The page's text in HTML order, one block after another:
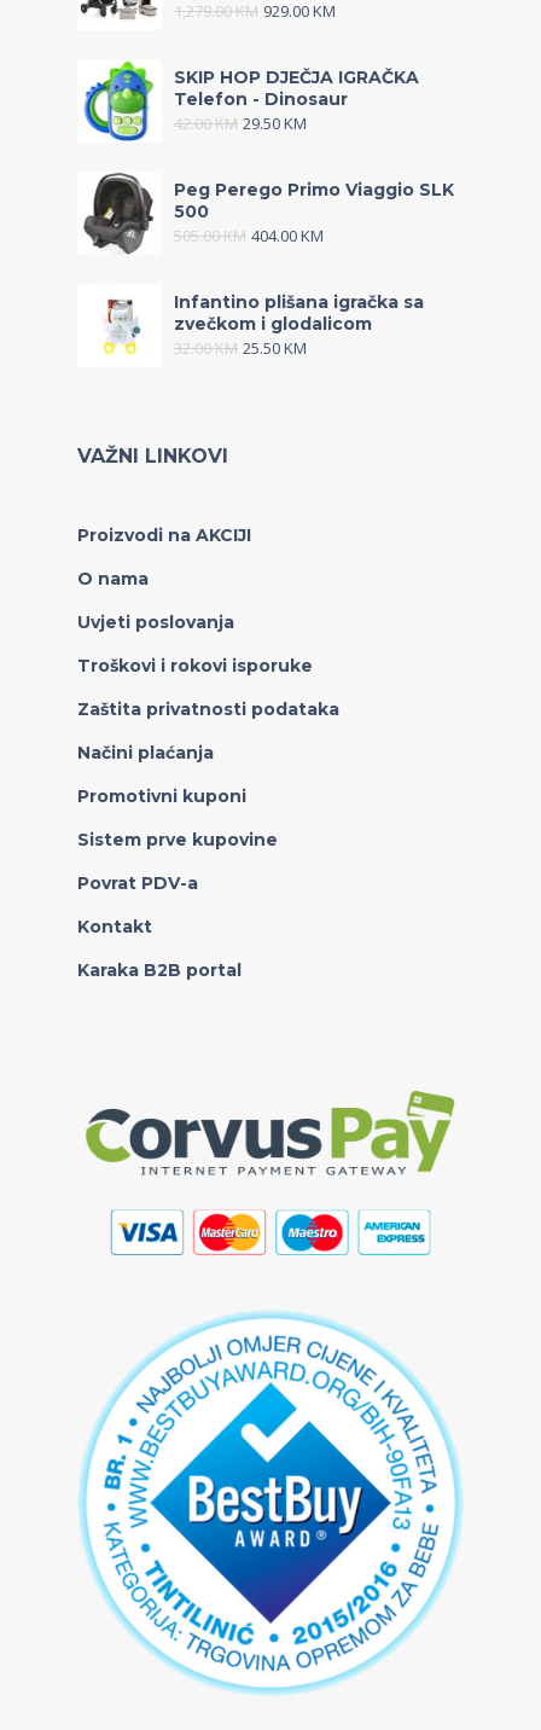
1,279.00KM 929.00KM
SKIP HOP DJEČJA IGRAČKA
Telefon - Dinosaur
42.00KM 29.50KM
Peg Perego Primo Viaggio SLK
500
505.00KM 404.00KM
Infantino plišana igračka sa
zvečkom i glodalicom
32.00KM 25.50KM
VAŽNI LINKOVI
Proizvodi na AKCIJI
O nama
Uvjeti poslovanja
Troškovi i rokovi isporuke
Zaštita privatnosti podataka
Načini plaćanja
Promotivni kuponi
Sistem prve kupovine
Povrat PDV-a
Kontakt
Karaka B2B portal